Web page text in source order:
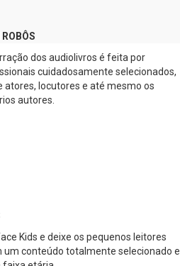
dos audiolivros é feita por
cuidadosamente selecionados,
atores, locutores e até mesmo os
autores.
Kids e deixe os pequenos leitores
um conteúdo totalmente selecionado e